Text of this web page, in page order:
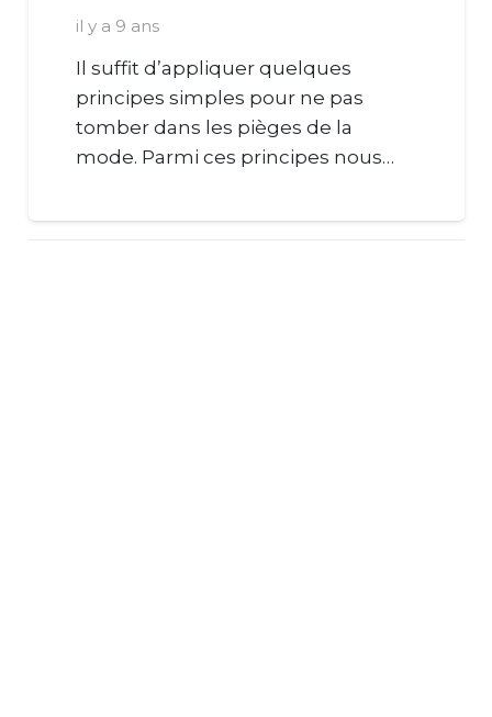
il y a 9 ans
Il suffit d’appliquer quelques
principes simples pour ne pas
tomber dans les pièges de la
mode. Parmi ces principes nous…